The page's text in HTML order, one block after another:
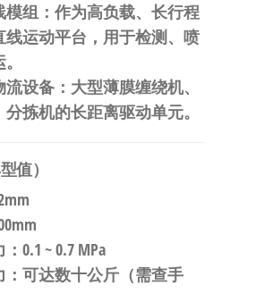
模组：作为高负载、长行程
线运动平台，用于检测、喷
流设备：大型薄膜缠绕机、
拣机的长距离驱动单元。
值）
：0.1 ~ 0.7 MPa
：可达数十公斤（需查手